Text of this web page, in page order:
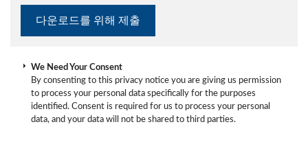
We Need Your Consent
By consenting to this privacy notice you are giving us permission
to process your personal data specifically for the purposes
identified. Consent is required for us to process your personal
data, and your data will not be shared to third parties.